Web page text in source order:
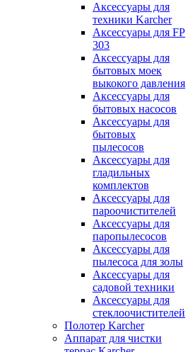
Аксессуары для
техники Karcher
Аксессуары для FP
303
Аксессуары для
бытовых моек
выкокого давления
Аксессуары для
бытовых насосов
Аксессуары для
бытовых
пылесосов
Аксессуары для
гладильных
комплектов
Аксессуары для
пароочистителей
Аксессуары для
паропылесосов
Аксессуары для
пылесоса для золы
Аксессуары для
садовой техники
Аксессуары для
стеклоочистителей
Полотер Karcher
Аппарат для чистки